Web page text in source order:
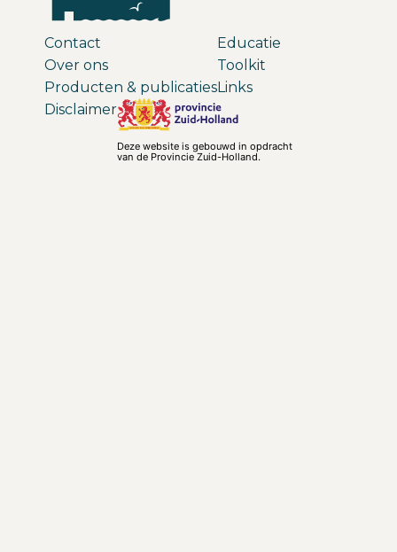
Contact
Over ons
Producten & publicaties
Educatie
Toolkit
Links
Disclaimer
Deze website is gebouwd in opdracht
van de Provincie Zuid-Holland.